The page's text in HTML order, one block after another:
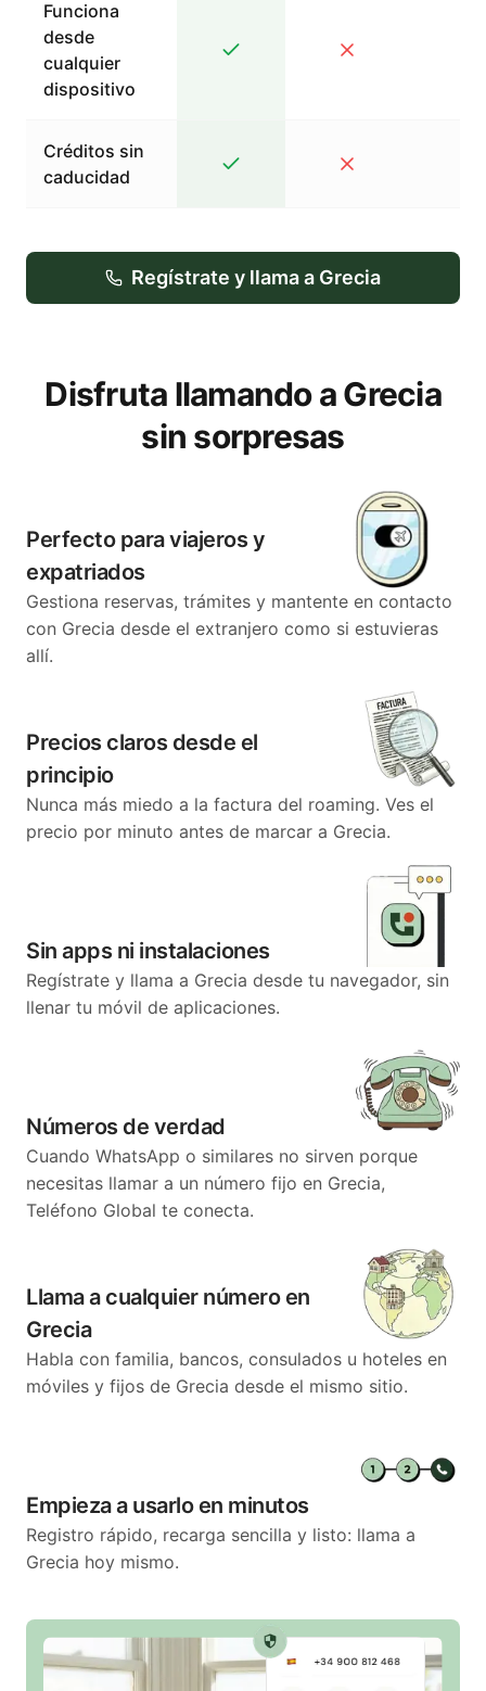
Funciona
desde
cualquier
dispositivo
Créditos sin
caducidad
Regístrate y llama a Grecia
Disfruta llamando a Grecia
sin sorpresas
Perfecto para viajeros y
expatriados
Gestiona reservas, trámites y mantente en contacto
con Grecia desde el extranjero como si estuvieras
allí.
Precios claros desde el
principio
Nunca más miedo a la factura del roaming. Ves el
precio por minuto antes de marcar a Grecia.
Sin apps ni instalaciones
Regístrate y llama a Grecia desde tu navegador, sin
llenar tu móvil de aplicaciones.
Números de verdad
Cuando WhatsApp o similares no sirven porque
necesitas llamar a un número fijo en Grecia,
Teléfono Global te conecta.
Llama a cualquier número en
Grecia
Habla con familia, bancos, consulados u hoteles en
móviles y fijos de Grecia desde el mismo sitio.
Empieza a usarlo en minutos
Registro rápido, recarga sencilla y listo: llama a
Grecia hoy mismo.